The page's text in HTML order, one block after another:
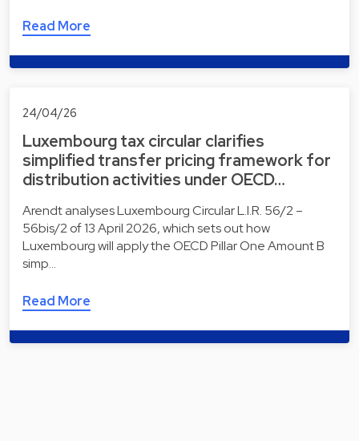
Read More
24/04/26
Luxembourg tax circular clarifies
simplified transfer pricing framework for
distribution activities under OECD…
Arendt analyses Luxembourg Circular L.I.R. 56/2 –
56bis/2 of 13 April 2026, which sets out how
Luxembourg will apply the OECD Pillar One Amount B
simp…
Read More